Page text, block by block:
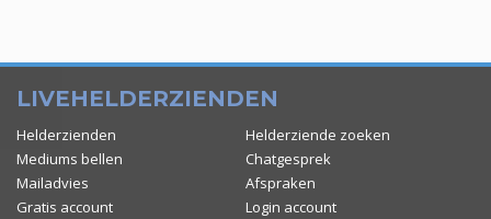
LIVEHELDERZIENDEN
Helderzienden
Helderziende zoeken
Mediums bellen
Chatgesprek
Mailadvies
Afspraken
Gratis account
Login account